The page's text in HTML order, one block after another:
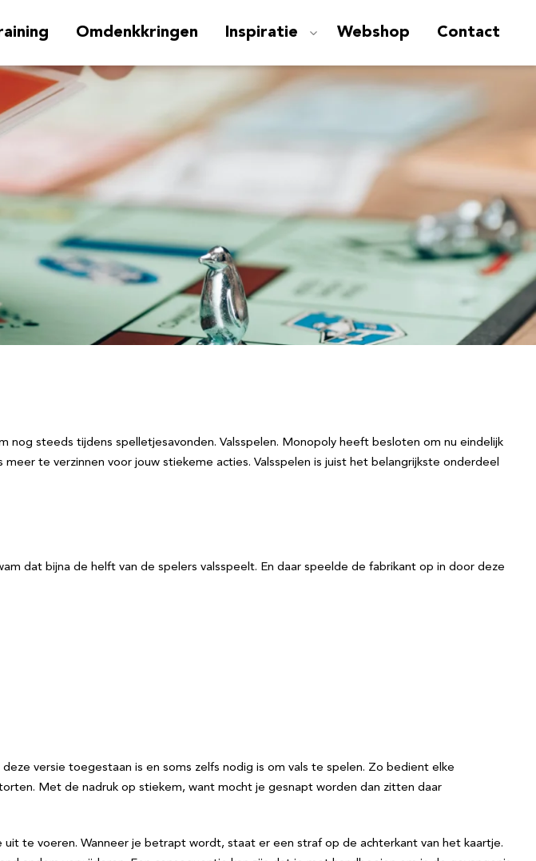
Omdenkkringen Inspiratie Webshop Contact
steeds tijdens spelletjesavonden. Valsspelen. Monopoly heeft besloten om nu eindelijk
te verzinnen voor jouw stiekeme acties. Valsspelen is juist het belangrijkste onderdeel
dat bijna de helft van de spelers valsspeelt. En daar speelde de fabrikant op in door deze
versie toegestaan is en soms zelfs nodig is om vals te spelen. Zo bedient elke
Met de nadruk op stiekem, want mocht je gesnapt worden dan zitten daar
te voeren. Wanneer je betrapt wordt, staat er een straf op de achterkant van het kaartje.